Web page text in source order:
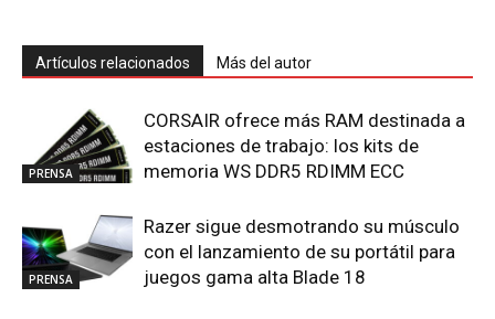
Artículos relacionados Más del autor
PRENSA
CORSAIR ofrece más RAM destinada a
estaciones de trabajo: los kits de
memoria WS DDR5 RDIMM ECC
PRENSA
Razer sigue desmotrando su músculo
con el lanzamiento de su portátil para
juegos gama alta Blade 18